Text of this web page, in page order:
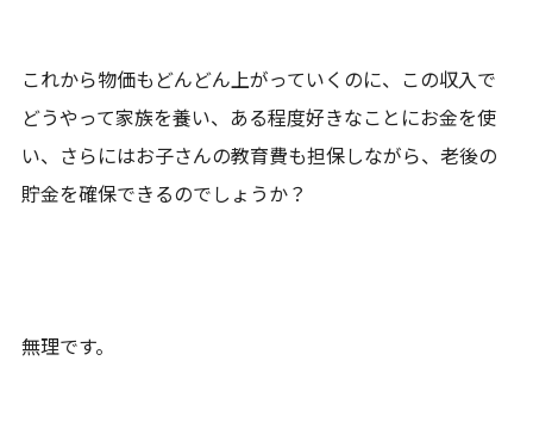
これから物価もどんどん上がっていくのに、この収入で
どうやって家族を養い、ある程度好きなことにお金を使
い、さらにはお子さんの教育費も担保しながら、老後の
貯金を確保できるのでしょうか？
無理です。